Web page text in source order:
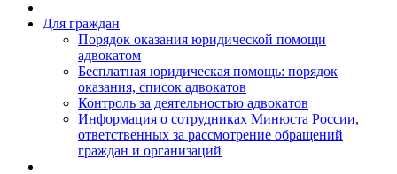
Для граждан
Порядок оказания юридической помощи
адвокатом
Бесплатная юридическая помощь: порядок
оказания, список адвокатов
Контроль за деятельностью адвокатов
Информация о сотрудниках Минюста России,
ответственных за рассмотрение обращений
граждан и организаций